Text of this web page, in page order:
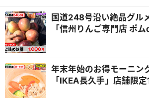
国道248号沿い絶品グル
「信州りんご専門店 ポ
腹すぎる詰め放題！＆岡
ー アルピーノ」生クリー
ボート『PS純金（ゴール
年末年始のお得モーニン
「IKEA長久手」店舗限
種区「ピーグリーンベー